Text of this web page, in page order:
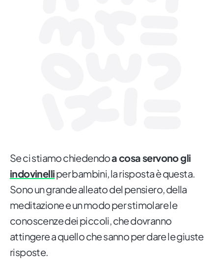
Se ci stiamo chiedendoa cosa servono gli
indovinelliper bambini, la risposta è questa.
Sono un grande alleato del pensiero, della
meditazione e un modo per stimolare le
conoscenze dei piccoli, che dovranno
attingere a quello che sanno per dare le giuste
risposte.